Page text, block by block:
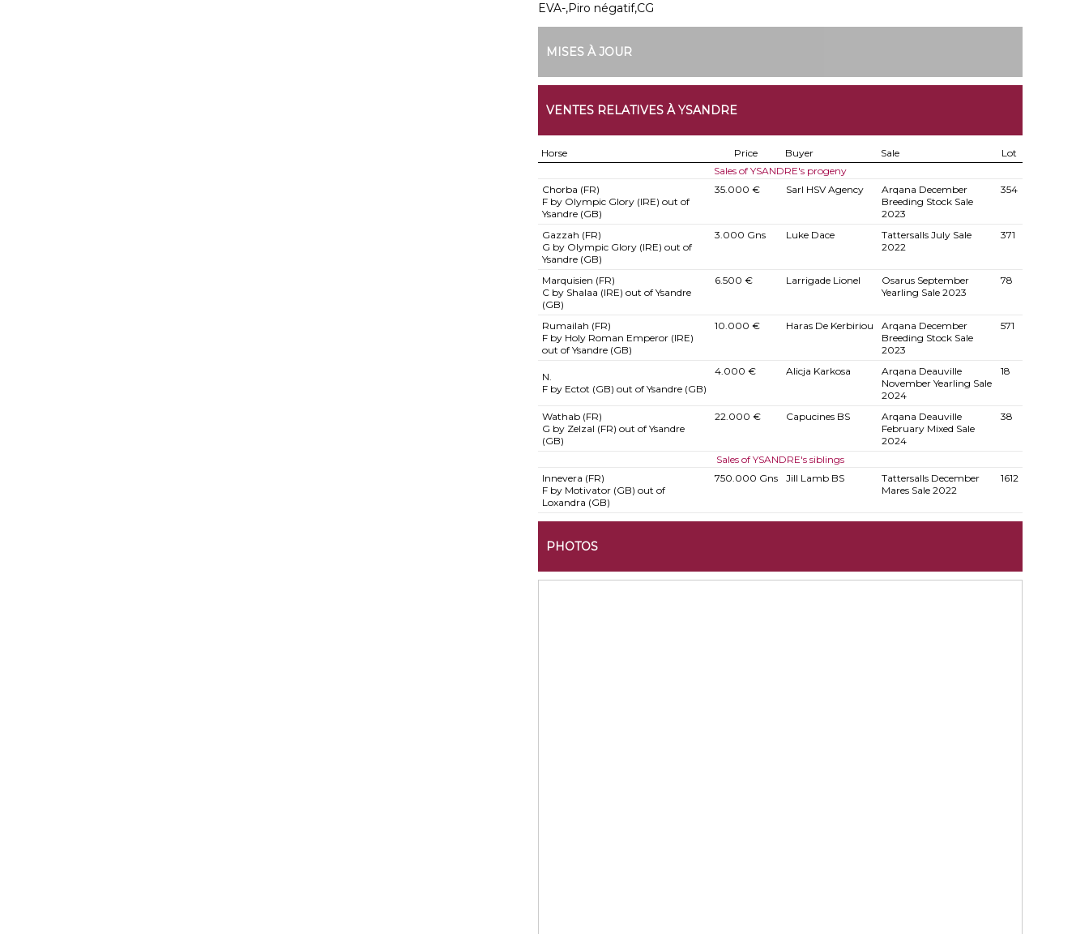
EVA-,Piro négatif,CG
MISES À JOUR
VENTES RELATIVES À YSANDRE
Horse Price Buyer Sale
Lot
Sales of YSANDRE's progeny
Chorba (FR)
F by Olympic Glory (IRE) out of
Ysandre (GB)
35.000 € Sarl HSV Agency
Arqana December
Breeding Stock Sale
2023
354
Gazzah (FR)
G by Olympic Glory (IRE) out of
Ysandre (GB)
3.000 Gns Luke Dace
Tattersalls July Sale
2022
371
Marquisien (FR)
C by Shalaa (IRE) out of Ysandre
(GB)
6.500 € Larrigade Lionel
Osarus September
Yearling Sale 2023
78
Rumailah (FR)
F by Holy Roman Emperor (IRE)
out of Ysandre (GB)
10.000 € Haras De Kerbiriou
Arqana December
Breeding Stock Sale
2023
571
N.
F by Ectot (GB) out of Ysandre (GB)
4.000 € Alicja Karkosa
Arqana Deauville
November Yearling Sale
2024
18
Wathab (FR)
G by Zelzal (FR) out of Ysandre
(GB)
22.000 € Capucines BS
Arqana Deauville
February Mixed Sale
2024
38
Sales of YSANDRE's siblings
Innevera (FR)
F by Motivator (GB) out of
Loxandra (GB)
750.000 Gns Jill Lamb BS
Tattersalls December
Mares Sale 2022
1612
PHOTOS